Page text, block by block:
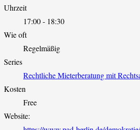
Uhrzeit
17:00 - 18:30
Wie oft
Regelmäßig
Series
Rechtliche Mieterberatung mit
Kosten
Free
Website: